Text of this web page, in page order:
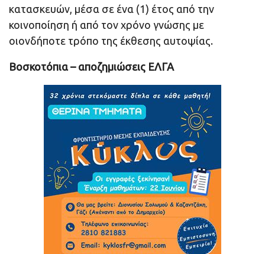
κατασκευών, μέσα σε ένα (1) έτος από την
κοινοποίηση ή από τον χρόνο γνώσης με
οιονδήποτε τρόπο της έκθεσης αυτοψίας.
Βοσκοτόπια – αποζημιώσεις ΕΛΓΑ